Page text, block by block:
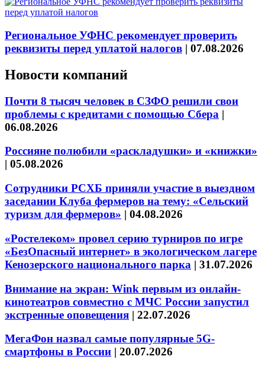
Региональное УФНС рекомендует проверить
реквизиты перед уплатой налогов | 07.08.2026
Новости компаний
Почти 8 тысяч человек в СЗФО решили свои
проблемы с кредитами с помощью Сбера |
06.08.2026
Россияне полюбили «раскладушки» и «книжки»
| 05.08.2026
Сотрудники РСХБ приняли участие в выездном
заседании Клуба фермеров на тему: «Сельский
туризм для фермеров» | 04.08.2026
«Ростелеком» провел серию турниров по игре
«БезОпасный интернет» в экологическом лагере
Кенозерского национального парка | 31.07.2026
Внимание на экран: Wink первым из онлайн-
кинотеатров совместно с МЧС России запустил
экстренные оповещения | 22.07.2026
МегаФон назвал самые популярные 5G-
смартфоны в России | 20.07.2026